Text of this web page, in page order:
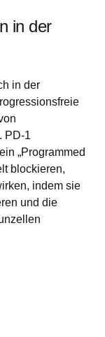
in der
in der
PD-1
„Programmed
blockieren,
indem sie
und die